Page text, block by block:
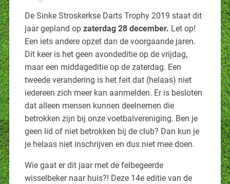
De Sinke Stroskerkse Darts Trophy 2019 staat dit
jaar gepland opzaterdag 28 december. Let op!
Een iets andere opzet dan de voorgaande jaren.
Dit keer is het geen avondeditie op de vrijdag,
maar een middageditie op de zaterdag. Een
tweede verandering is het feit dat (helaas) niet
iedereen zich meer kan aanmelden. Er is besloten
dat alleen mensen kunnen deelnemen die
betrokken zijn bij onze voetbalvereniging. Ben je
geen lid of niet betrokken bij de club? Dan kun je
je helaas niet inschrijven en dus niet mee doen.
Wie gaat er dit jaar met de felbegeerde
wisselbeker naar huis?! Deze 14e editie van de